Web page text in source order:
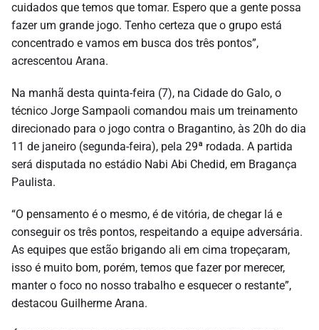
cuidados que temos que tomar. Espero que a gente possa
fazer um grande jogo. Tenho certeza que o grupo está
concentrado e vamos em busca dos três pontos”,
acrescentou Arana.
Na manhã desta quinta-feira (7), na Cidade do Galo, o
técnico Jorge Sampaoli comandou mais um treinamento
direcionado para o jogo contra o Bragantino, às 20h do dia
11 de janeiro (segunda-feira), pela 29ª rodada. A partida
será disputada no estádio Nabi Abi Chedid, em Bragança
Paulista.
“O pensamento é o mesmo, é de vitória, de chegar lá e
conseguir os três pontos, respeitando a equipe adversária.
As equipes que estão brigando ali em cima tropeçaram,
isso é muito bom, porém, temos que fazer por merecer,
manter o foco no nosso trabalho e esquecer o restante”,
destacou Guilherme Arana.